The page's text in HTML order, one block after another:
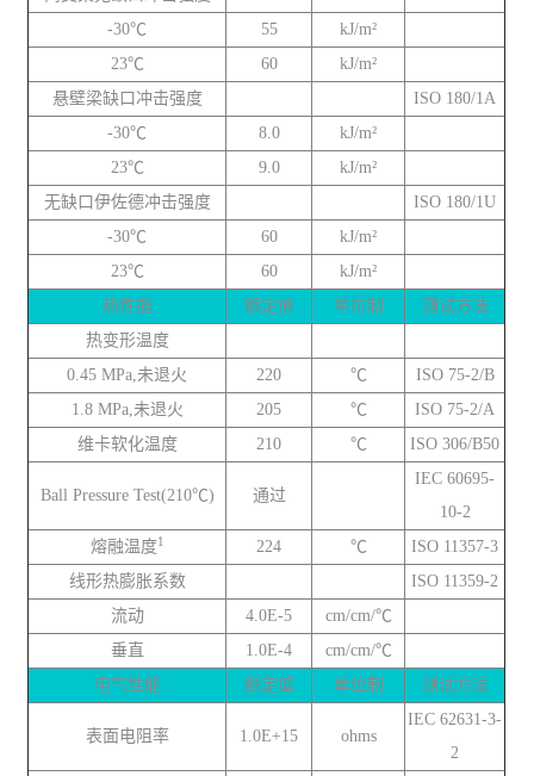
-30℃
55
kJ/m²
23℃
60
kJ/m²
悬壁梁缺口冲击强度
ISO 180/1A
-30℃
8.0
kJ/m²
23℃
9.0
kJ/m²
无缺口伊佐德冲击强度
ISO 180/1U
-30℃
60
kJ/m²
23℃
60
kJ/m²
热性能
额定值 单位制
测试方法
热变形温度
0.45 MPa,未退火
220 ℃
ISO 75-2/B
1.8 MPa,未退火
205 ℃
ISO 75-2/A
维卡软化温度
210 ℃ ISO 306/B50
Ball Pressure Test(210℃) 通过
IEC 60695-
10-2
熔融温度1 224 ℃
ISO 11357-3
线形热膨胀系数
ISO 11359-2
流动
4.0E-5
cm/cm/℃
垂直
1.0E-4
cm/cm/℃
电气性能
额定值 单位制 测试方法
表面电阻率 1.0E+15 ohms
IEC 62631-3-
2